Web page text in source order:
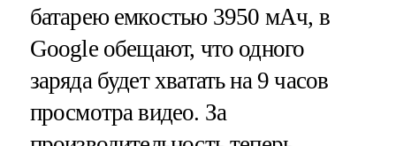
батарею емкостью 3950 мАч, в
Google обещают, что одного
заряда будет хватать на 9 часов
просмотра видео. За